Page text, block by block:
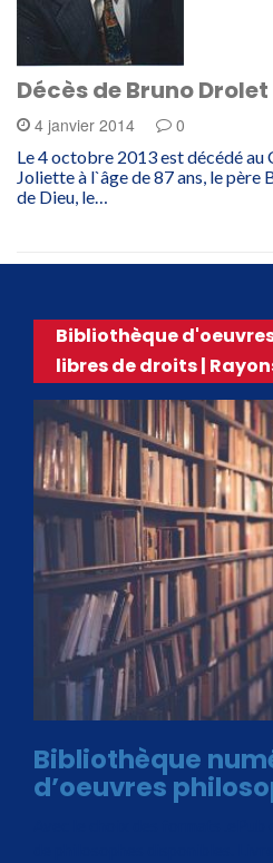
Décès de Bruno Drolet
4 janvier 2014 0
Le 4 octobre 2013 est décédé au
Joliette à l`âge de 87 ans, le père
de Dieu, le…
Bibliothèque
libres de droits |
Bibliothèque
d’oeuvres